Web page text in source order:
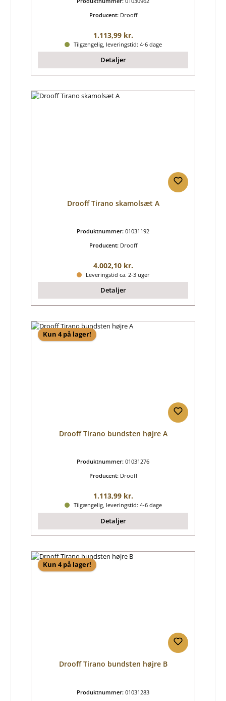
Producent: Drooff
Almindelig pris:
1.113,99 kr.
Tilgængelig, leveringstid: 4-6 dage
Detaljer
Drooff Tirano skamolsæt A
Produktnummer: 01031192
Producent: Drooff
Almindelig pris:
4.002,10 kr.
Leveringstid ca. 2-3 uger
Detaljer
Kun 4 på lager!
Drooff Tirano bundsten højre A
Produktnummer: 01031276
Producent: Drooff
Almindelig pris:
1.113,99 kr.
Tilgængelig, leveringstid: 4-6 dage
Detaljer
Kun 4 på lager!
Drooff Tirano bundsten højre B
Produktnummer: 01031283